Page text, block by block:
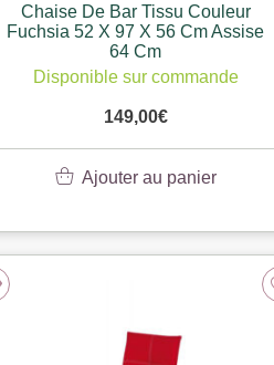
Chaise De Bar Tissu Couleur
Fuchsia 52 X 97 X 56 Cm Assise
64 Cm
Disponible sur commande
149,00€
Ajouter au panier